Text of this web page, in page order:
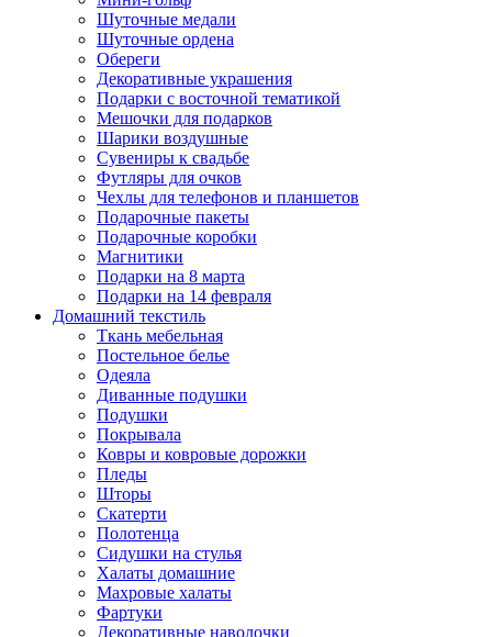
Шуточные медали
Шуточные ордена
Обереги
Декоративные украшения
Подарки с восточной тематикой
Мешочки для подарков
Шарики воздушные
Сувениры к свадьбе
Футляры для очков
Чехлы для телефонов и планшетов
Подарочные пакеты
Подарочные коробки
Магнитики
Подарки на 8 марта
Подарки на 14 февраля
Домашний текстиль
Ткань мебельная
Постельное белье
Одеяла
Диванные подушки
Подушки
Покрывала
Ковры и ковровые дорожки
Пледы
Шторы
Скатерти
Полотенца
Сидушки на стулья
Халаты домашние
Махровые халаты
Фартуки
Декоративные наволочки